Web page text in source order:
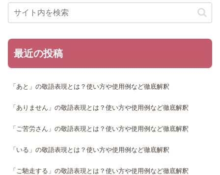
最近の投稿
「あと」の敬語表現とは？使い方や使用例など徹底解釈
「ありません」の敬語表現とは？使い方や使用例など徹底解釈
「ご苦労さん」の敬語表現とは？使い方や使用例など徹底解釈
「いる」の敬語表現とは？使い方や使用例など徹底解釈
「ご馳走する」の敬語表現とは？使い方や使用例など徹底解釈